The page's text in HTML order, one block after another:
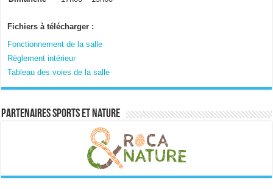
Fichiers à télécharger :
Fonctionnement de la salle
Règlement intérieur
Tableau des voies de la salle
Partenaires sports et nature